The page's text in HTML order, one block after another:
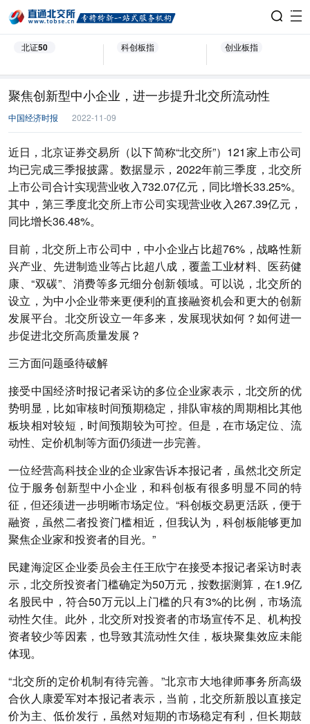
北证50 科创板指 创业板指
聚焦创新型中小企业，进一步提升北交所流动性
中国经济时报 2022-11-09
近日，北京证券交易所（以下简称“北交所”）121家上市公司
均已完成三季报披露。数据显示，2022年前三季度，北交所
上市公司合计实现营业收入732.07亿元，同比增长33.25%。
其中，第三季度北交所上市公司实现营业收入267.39亿元，
同比增长36.48%。
目前，北交所上市公司中，中小企业占比超76%，战略性新
兴产业、先进制造业等占比超八成，覆盖工业材料、医药健
康、“双碳”、消费等多元细分创新领域。可以说，北交所的
设立，为中小企业带来更便利的直接融资机会和更大的创新
发展平台。北交所设立一年多来，发展现状如何？如何进一
步促进北交所高质量发展？
三方面问题亟待破解
接受中国经济时报记者采访的多位企业家表示，北交所的优
势明显，比如审核时间预期稳定，排队审核的周期相比其他
板块相对较短，时间预期较为可控。但是，在市场定位、流
动性、定价机制等方面仍须进一步完善。
一位经营高科技企业的企业家告诉本报记者，虽然北交所定
位于服务创新型中小企业，和科创板有很多明显不同的特
征，但还须进一步明晰市场定位。“科创板交易更活跃，便于
融资，虽然二者投资门槛相近，但我认为，科创板能够更加
聚焦企业家和投资者的目光。”
民建海淀区企业委员会主任王欣宁在接受本报记者采访时表
示，北交所投资者门槛确定为50万元，按数据测算，在1.9亿
名股民中，符合50万元以上门槛的只有3%的比例，市场流
动性欠佳。此外，北交所对投资者的市场宣传不足、机构投
资者较少等因素，也导致其流动性欠佳，板块聚集效应未能
体现。
“北交所的定价机制有待完善。”北京市大地律师事务所高级
合伙人康爱军对本报记者表示，当前，北交所新股以直接定
价为主、低价发行，虽然对短期的市场稳定有利，但长期鼓